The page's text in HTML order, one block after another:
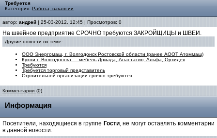
Требуется
Категория: Работа, вакансии
автор: андрей | 25-03-2012, 12:45 | Просмотров: 0
На швейное предприятие СРОЧНО требуются ЗАКРОЙЩИЦЫ и ШВЕИ.
Другие новости по теме:
ООО Энергомаш, г. Волгодонск Ростовской области (ранее АООТ Атоммаш)
Кухни г. Волгодонска — мебель Дриада, Анастасия, Альфа, Орхидея
Требуются
Требуется торговый представитель
Строительной организации срочно требуются
Комментарии (0)
Информация
Посетители, находящиеся в группе Гости, не могут оставлять комментарии
в данной новости.